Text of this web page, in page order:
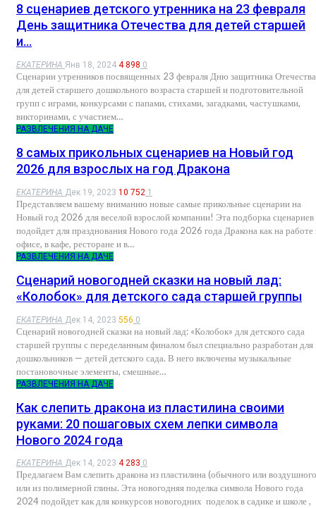
8 сценариев детского утренника на 23 февраля
День защитника Отечества для детей старшей
и…
ЕКАТЕРИНА Янв 18, 2024 4 898 0
Сценарии утренников посвященных 23 февраля Дню защитника Отечества
для детей старшего дошкольного возраста старшей и подготовительной
групп с играми, конкурсами с папами, стихами, загадками, частушками,
викторинами, с участием…
РАЗВЛЕЧЕНИЯ НА ДАЧЕ
8 самых прикольных сценариев на Новый год
2026 для взрослых на год Дракона
ЕКАТЕРИНА Дек 19, 2023 10 752 1
Представляем вашему вниманию новые самые прикольные сценарии на
Новый год 2026 для веселой взрослой компании! Эта подборка сценариев
подойдет для празднования Нового года 2026 года Дракона как на работе
офисе, в кафе, ресторане и в…
РАЗВЛЕЧЕНИЯ НА ДАЧЕ
Сценарий новогодней сказки на новый лад:
«Колобок» для детского сада старшей группы
ЕКАТЕРИНА Дек 14, 2023 556 0
Сценарий новогодней сказки на новый лад: «Колобок» для детского сада
старшей группы с переделанным финалом был специально разработан для
дошкольников — детей детского сада. В него включены музыкальные
постановочные элементы, смешные…
РАЗВЛЕЧЕНИЯ НА ДАЧЕ
Как слепить дракона из пластилина своими
руками: 20 пошаговых схем лепки символа
Нового 2024 года
ЕКАТЕРИНА Дек 14, 2023 4 283 0
Предлагаем Вам слепить дракона из пластилина (обычного или
или из полимерной глины. Эта новогодняя поделка символа Нового года
2024 подойдет как для конкурсов новогодних поделок в садике и школе ,